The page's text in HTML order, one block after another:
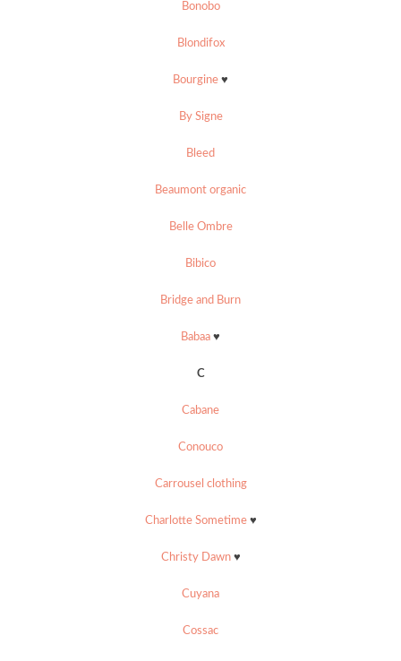
Bonobo
Blondifox
Bourgine ♥
By Signe
Bleed
Beaumont organic
Belle Ombre
Bibico
Bridge and Burn
Babaa ♥
C
Cabane
Conouco
Carrousel clothing
Charlotte Sometime♥
Christy Dawn♥
Cuyana
Cossac